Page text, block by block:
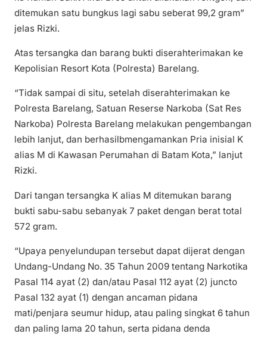
ditemukan satu bungkus lagi sabu seberat 99,2 gram”
jelas Rizki.
Atas tersangka dan barang bukti diserahterimakan ke
Kepolisian Resort Kota (Polresta) Barelang.
“Tidak sampai di situ, setelah diserahterimakan ke
Polresta Barelang, Satuan Reserse Narkoba (Sat Res
Narkoba) Polresta Barelang melakukan pengembangan
lebih lanjut, dan berhasilbmengamankan Pria inisial K
alias M di Kawasan Perumahan di Batam Kota,” lanjut
Rizki.
Dari tangan tersangka K alias M ditemukan barang
bukti sabu-sabu sebanyak 7 paket dengan berat total
572 gram.
“Upaya penyelundupan tersebut dapat dijerat dengan
Undang-Undang No. 35 Tahun 2009 tentang Narkotika
Pasal 114 ayat (2) dan/atau Pasal 112 ayat (2) juncto
Pasal 132 ayat (1) dengan ancaman pidana
mati/penjara seumur hidup, atau paling singkat 6 tahun
dan paling lama 20 tahun, serta pidana denda